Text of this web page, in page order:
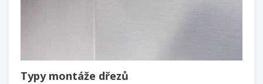
Typy montáže dřezů